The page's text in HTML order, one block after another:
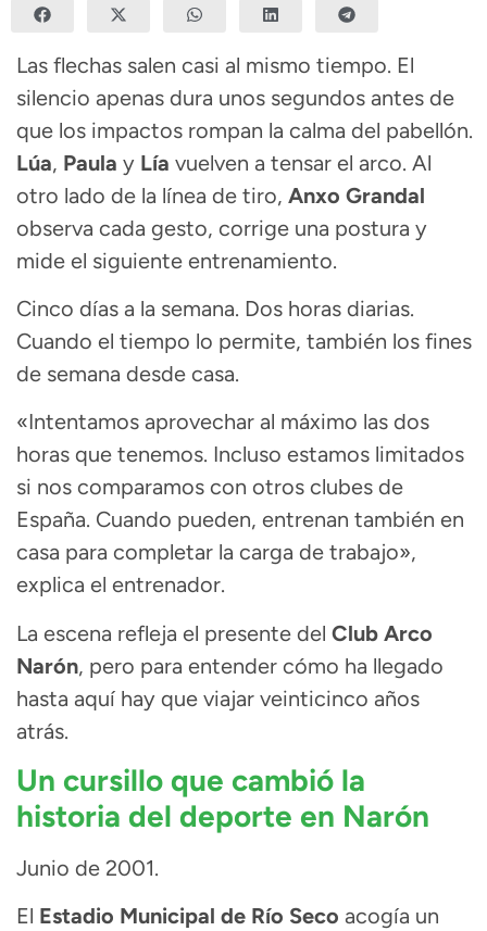
Las flechas salen casi al mismo tiempo. El
silencio apenas dura unos segundos antes de
que los impactos rompan la calma del pabellón.
Lúa, Paula y Lía vuelven a tensar el arco. Al
otro lado de la línea de tiro, Anxo Grandal
observa cada gesto, corrige una postura y
mide el siguiente entrenamiento.
Cinco días a la semana. Dos horas diarias.
Cuando el tiempo lo permite, también los fines
de semana desde casa.
«Intentamos aprovechar al máximo las dos
horas que tenemos. Incluso estamos limitados
si nos comparamos con otros clubes de
España. Cuando pueden, entrenan también en
casa para completar la carga de trabajo»,
explica el entrenador.
La escena refleja el presente del Club Arco
Narón, pero para entender cómo ha llegado
hasta aquí hay que viajar veinticinco años
atrás.
Un cursillo que cambió la
historia del deporte en Narón
Junio de 2001.
El Estadio Municipal de Río Seco acogía un